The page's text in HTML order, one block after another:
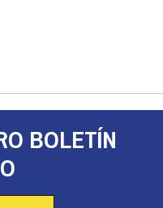
BOLETÍN